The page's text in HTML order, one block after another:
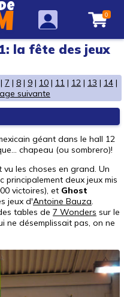
0
la fête des jeux
| 7 | 8 | 9 | 10 | 11 | 12 | 13 | 14 |
suivante
géant dans le hall 12
chapeau (ou sombrero)!
les choses en grand. Un
deux jeux mis
victoires), et Ghost
jeux d'Antoine Bauza.
tables de 7 Wonders sur le
ne désemplissait pas, on ne